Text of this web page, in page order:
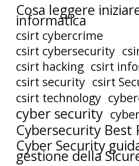
Cosa leggere
informatica
csirt cybercrime
csirt cybersecurity
csirt hacking csirt
csirt security csirt
csirt technology
cyber security
Cybersecurity Best
Cyber Security
gestione della